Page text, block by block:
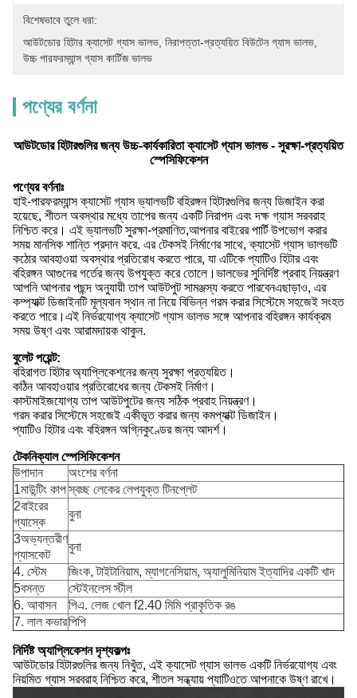
বিশেষভাবে তুলে ধরা:
আউটডোর হিটার ক্যাসেট গ্যাস ভালভ নিরাপত্তা-প্রত্যয়িত বিউটেন গ্যাস ভালভ
উচ্চ পারফরম্যান্স গ্যাস কার্টিজ ভালভ
পণ্যের বর্ণনা
আউটডোর হিটারগুলির জন্য উচ্চ-কার্যকারিতা ক্যাসেট গ্যাস ভালভ - সুরক্ষা-প্রত্যয়িত
স্পেসিফিকেশন
পণ্যের বর্ণনাঃ
হাই-পারফরম্যান্স ক্যাসেট গ্যাস ভ্যালভটি বহিরঙ্গন হিটারগুলির জন্য ডিজাইন করা
হয়েছে, শীতল অবস্থার মধ্যে তাপের জন্য একটি নিরাপদ এবং দক্ষ গ্যাস সরবরাহ
নিশ্চিত করে। এই ভ্যালভটি সুরক্ষা-প্রমাণিত,আপনার বাইরের পার্টি উপভোগ করার
সময় মানসিক শান্তি প্রদান করে. এর টেকসই নির্মাণের সাথে, ক্যাসেট গ্যাস ভালভটি
কঠোর আবহাওয়া অবস্থার প্রতিরোধ করতে পারে, যা এটিকে প্যাটিও হিটার এবং
বহিরঙ্গন আগুনের গর্তের জন্য উপযুক্ত করে তোলে।ভালভের সুনির্দিষ্ট প্রবাহ নিয়ন্ত্রণ
আপনি আপনার পছন্দ অনুযায়ী তাপ আউটপুট সামঞ্জস্য করতে পারবেনএছাড়াও, এর
কম্প্যাক্ট ডিজাইনটি মূল্যবান স্থান না নিয়ে বিভিন্ন গরম করার সিস্টেমে সহজেই সংহত
করতে পারে।এই নির্ভরযোগ্য ক্যাসেট গ্যাস ভালভ সঙ্গে আপনার বহিরঙ্গন কার্যক্রম
সময় উষ্ণ এবং আরামদায়ক থাকুন.
বুলেট পয়েন্ট:
বহিরাগত হিটার অ্যাপ্লিকেশনের জন্য সুরক্ষা প্রত্যয়িত।
কঠিন আবহাওয়ার প্রতিরোধের জন্য টেকসই নির্মাণ।
কাস্টমাইজযোগ্য তাপ আউটপুটের জন্য সঠিক প্রবাহ নিয়ন্ত্রণ।
গরম করার সিস্টেমে সহজেই একীভূত করার জন্য কমপ্যাক্ট ডিজাইন।
প্যাটিও হিটার এবং বহিরঙ্গন অগ্নিকুণ্ডের জন্য আদর্শ।
টেকনিক্যাল স্পেসিফিকেশন
উপাদান
অংশের বর্ণনা
1মাউন্টিং কাপস্বচ্ছ লেকের লেপযুক্ত টিনপ্লেট
2বাইরের
গ্যাস্কে
বুনা
3অভ্যন্তরীণ
গ্যাসকেট
বুনা
4. স্টেম
জিংক, টাইটানিয়াম, ম্যাগনেসিয়াম, অ্যালুমিনিয়াম ইত্যাদির একটি খাদ
5বসন্ত
স্টেইনলেস স্টীল
6. আবাসন
পিএ. লেজ খোল f2.40 মিমি প্রাকৃতিক রঙ
7. লাল কভারপিপি
নির্দিষ্ট অ্যাপ্লিকেশন দৃশ্যকল্পঃ
আউটডোর হিটারগুলির জন্য নিখুঁত, এই ক্যাসেট গ্যাস ভালভ একটি নির্ভরযোগ্য এবং
নিয়মিত গ্যাস সরবরাহ নিশ্চিত করে, শীতল সন্ধ্যায় প্যাটিওতে আপনাকে উষ্ণ রাখে।